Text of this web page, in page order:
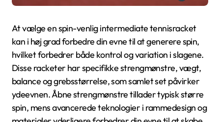
At vælge en spin-venlig intermediate tennisracket
kan i høj grad forbedre din evne til at generere spin,
hvilket forbedrer både kontrol og variation i slagene.
Disse racketer har specifikke strengmønstre, vægt,
balance og grebsstørrelse, som samlet set påvirker
ydeevnen. Åbne strengmønstre tillader typisk større
spin, mens avancerede teknologier i rammedesign og